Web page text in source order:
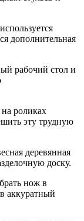
дополнительная
рабочий стол и
роликах
эту трудную
деревянная
доску.
нож в
аккуратный